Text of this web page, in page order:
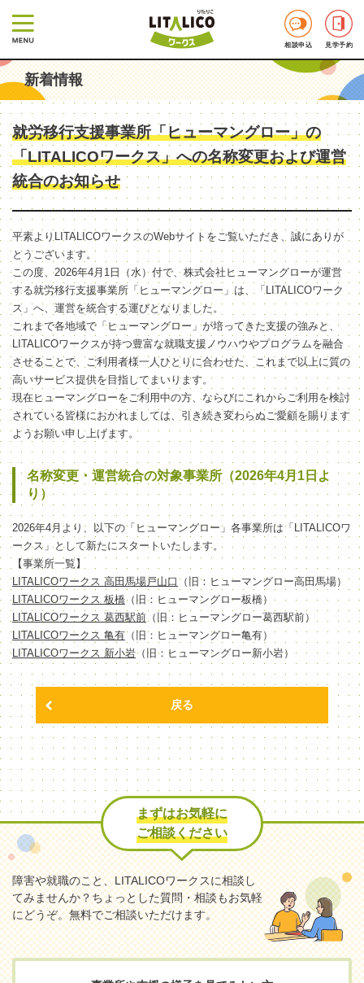
相談申込 見学予約
新着情報
就労移行支援事業所「ヒューマングロー」の
「LITALICOワークス」への名称変更および運営
統合のお知らせ
平素よりLITALICOワークスのWebサイトをご覧いただき、誠にありが
とうございます。
この度、2026年4月1日（水）付で、株式会社ヒューマングローが運営
する就労移行支援事業所「ヒューマングロー」は、「LITALICOワーク
ス」へ、運営を統合する運びとなりました。
これまで各地域で「ヒューマングロー」が培ってきた支援の強みと、
LITALICOワークスが持つ豊富な就職支援ノウハウやプログラムを融合
させることで、ご利用者様一人ひとりに合わせた、これまで以上に質の
高いサービス提供を目指してまいります。
現在ヒューマングローをご利用中の方、ならびにこれからご利用を検討
されている皆様におかれましては、引き続き変わらぬご愛顧を賜ります
ようお願い申し上げます。
名称変更・運営統合の対象事業所（2026年4月1日よ
り）
2026年4月より、以下の「ヒューマングロー」各事業所は「LITALICOワ
ークス」として新たにスタートいたします。
【事業所一覧】
LITALICOワークス 高田馬場戸山口 （旧：ヒューマングロー高田馬場）
LITALICOワークス 板橋（旧：ヒューマングロー板橋）
LITALICOワークス 葛西駅前 （旧：ヒューマングロー葛西駅前）
LITALICOワークス 亀有（旧：ヒューマングロー亀有）
LITALICOワークス 新小岩（旧：ヒューマングロー新小岩）
戻る
まずはお気軽に
ご相談ください
障害や就職のこと、LITALICOワークスに相談し
てみませんか？ちょっとした質問・相談もお気軽
にどうぞ。無料でご相談いただけます。